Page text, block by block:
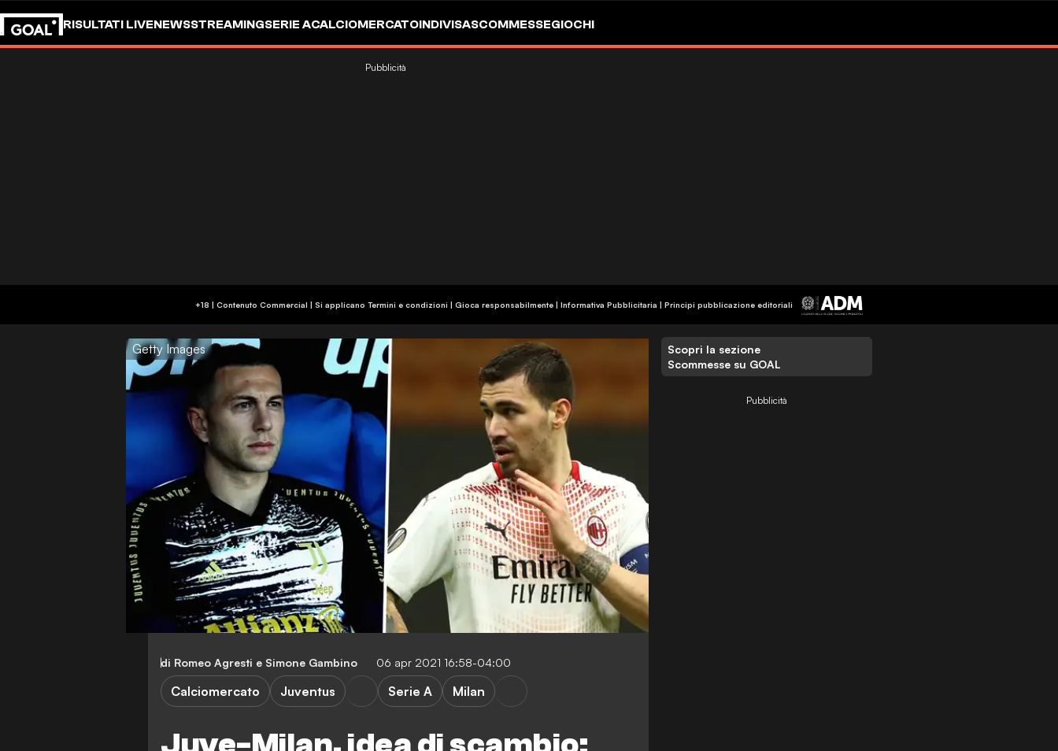
RISULTATI LIVENEWSSTREAMINGSERIE ACALCIOMERCATOINDIVISASCOMMESSEGIOCHI
Pubblicità
+18 | Contenuto Commercial | Si applicano Termini e condizioni | Gioca responsabilmente| Informativa Pubblicitaria | Principi pubblicazione editoriali
Getty Images
di Romeo Agresti e Simone Gambino 06 apr 2021 16:58-04:00
Calciomercato Juventus Serie A Milan
Scopri la sezione
Scommesse su GOAL
Pubblicità